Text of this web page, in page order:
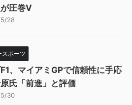
圧巻V
28
スポーツ
、マイアミGPで信頼性に手応
氏「前進」と評価
30